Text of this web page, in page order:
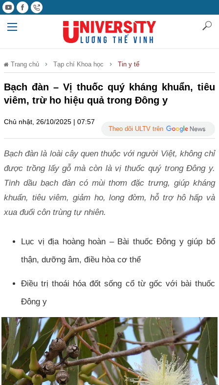
Trang chủ Tạp chí Khoa học Tin y tế
Bạch đàn – Vị thuốc quý kháng khuẩn, tiêu
viêm, trừ ho hiệu quả trong Đông y
Chủ nhật, 26/10/2025 | 07:57
Theo dõi ULTV trên
Bạch đàn là loài cây quen thuộc với người Việt, không chỉ
được trồng lấy gỗ mà còn là vị thuốc quý trong Đông y.
Tinh dầu bạch đàn có mùi thơm đặc trưng, giúp kháng
khuẩn, tiêu viêm, giảm ho, long đờm, hỗ trợ hô hấp và
xua đuổi côn trùng tự nhiên.
Lục vị địa hoàng hoàn – Bài thuốc Đông y giúp bổ
thận, dưỡng âm, điều hòa cơ thể
Điều trị thoái hóa đốt sống cổ từ gốc với bài thuốc
Đông y